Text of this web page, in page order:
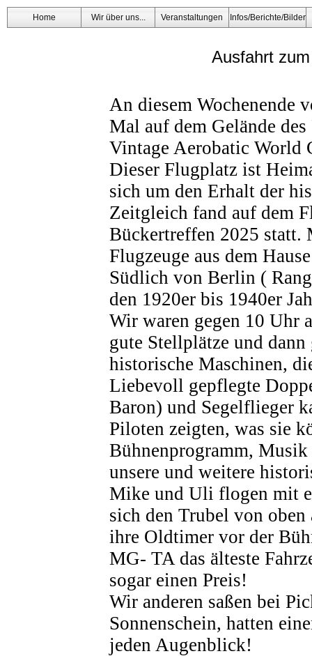
Home Wir über uns... Veranstaltungen Infos/Berichte/Bilder
Ausfahrt
An diesem Wochenende
Mal auf dem Gelände
Vintage Aerobatic World
Dieser Flugplatz ist
sich um den Erhalt der
Zeitgleich fand auf dem
Bückertreffen 2025 statt.
Flugzeuge aus dem
Südlich von Berlin (
den 1920er bis 1940er
Wir waren gegen 10 Uhr
gute Stellplätze und
historische Maschinen,
Liebevoll gepflegte
Baron) und Segelflieger
Piloten zeigten, was sie
Bühnenprogramm,
unsere und weitere
Mike und Uli flogen mit
sich den Trubel von
ihre Oldtimer vor der
MG- TA das älteste
sogar einen Preis!
Wir anderen saßen bei
Sonnenschein, hatten
jeden Augenblick!